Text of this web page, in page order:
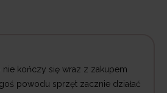
kończy się wraz z zakupem
powodu sprzęt zacznie działać